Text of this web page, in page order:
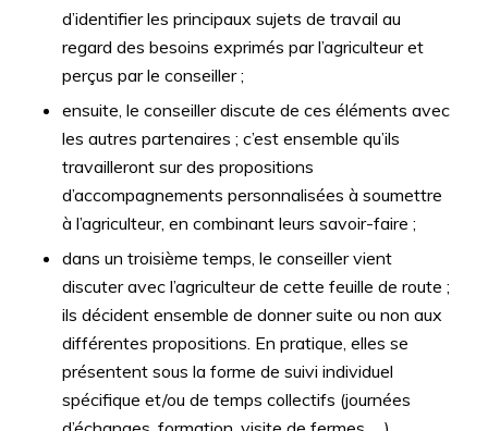
d’identifier les principaux sujets de travail au
regard des besoins exprimés par l’agriculteur et
perçus par le conseiller ;
ensuite, le conseiller discute de ces éléments avec
les autres partenaires ; c’est ensemble qu’ils
travailleront sur des propositions
d’accompagnements personnalisées à soumettre
à l’agriculteur, en combinant leurs savoir-faire ;
dans un troisième temps, le conseiller vient
discuter avec l’agriculteur de cette feuille de route ;
ils décident ensemble de donner suite ou non aux
différentes propositions. En pratique, elles se
présentent sous la forme de suivi individuel
spécifique et/ou de temps collectifs (journées